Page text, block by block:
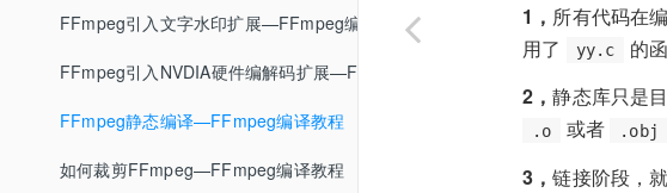
MP4封装格式—音视频基础知识
MPEG-TS封装格式—音视频基础知识
MKV封装格式
封装格式总结
ffprobe基本使用—FFmpeg基础
FFmpeg学习资料推荐—FFmpeg基础
Linux环境显式使用动态库—编译链接基础知识
Linux环境封装静态库成动态库—编译链接基础知识
Linux环境混合使用静态库与动态库—编译链接基础知识
Windows编译环境介绍—编译链接基础知识
msys2编译C/C++程序
用VsDebug断点调试FFmpeg—FFmpeg调试环境搭建
用WinDbg断点调试FFmpeg—FFmpeg调试环境搭建
ShiftMediaProject项目介绍—FFmpeg调试环境搭建
ShiftMediaProject具体使用—FFmpeg调试环境搭建
FFmpeg引入文字水印扩展—FFmpeg编译教程
FFmpeg引入NVDIA硬件编解码扩展—FFmpeg编译教程
FFmpeg静态编译—FFmpeg编译教程
如何裁剪FFmpeg—FFmpeg编译教程
1， 所有代码在
用了
yy.c
的
2，静态库只是
.o 或者 .obj
3，链接阶段，